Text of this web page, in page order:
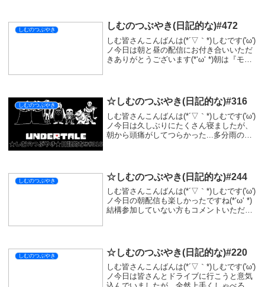
しむのつぶやき しむのつぶやき(日記的な)#472
しむ皆さんこんばんは(*´▽｀*)しむです('ω')
ノ今日は朝と昼の配信にお付き合いいただ
きありがとうございます(*‘ω‘ *)朝は『モン
しむのつぶやき ☆しむのつぶやき(日記的な)#316
しむ皆さんこんばんは(*´▽｀*)しむです('ω')
ノ今日は久しぶりにたくさん寝ましたが、
朝から頭痛がしてつらかった...多分雨のせ
しむのつぶやき ☆しむのつぶやき(日記的な)#244
しむ皆さんこんばんは(*´▽｀*)しむです('ω')
ノ今日の朝配信も楽しかったですね(*‘ω‘ *)
結構参加していない方もコメントいただけ
しむのつぶやき ☆しむのつぶやき(日記的な)#220
しむ皆さんこんばんは(*´▽｀*)しむです('ω')
ノ今日は皆さんとドライブに行こうと意気